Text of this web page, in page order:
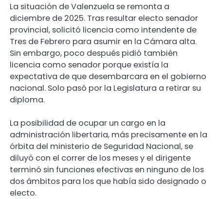
La situación de Valenzuela se remonta a
diciembre de 2025. Tras resultar electo senador
provincial, solicitó licencia como intendente de
Tres de Febrero para asumir en la Cámara alta.
Sin embargo, poco después pidió también
licencia como senador porque existía la
expectativa de que desembarcara en el gobierno
nacional. Solo pasó por la Legislatura a retirar su
diploma.
La posibilidad de ocupar un cargo en la
administración libertaria, más precisamente en la
órbita del ministerio de Seguridad Nacional, se
diluyó con el correr de los meses y el dirigente
terminó sin funciones efectivas en ninguno de los
dos ámbitos para los que había sido designado o
electo.